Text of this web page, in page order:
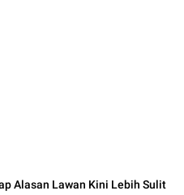
Alasan Lawan Kini Lebih Sulit